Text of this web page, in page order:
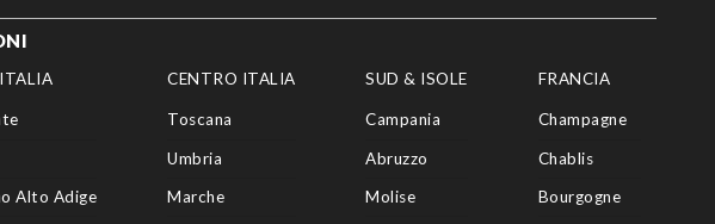
Alto Adige
CENTRO ITALIA
Toscana
Umbria
Marche
SUD & ISOLE
Campania
Abruzzo
Molise
FRANCIA
Champagne
Chablis
Bourgogne